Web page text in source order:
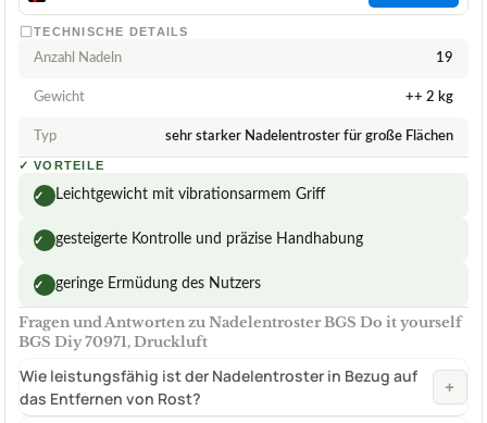
TECHNISCHE DETAILS
Anzahl Nadeln 19
Gewicht ++ 2 kg
Typ sehr starker Nadelentroster für große Flächen
✓ VORTEILE
✓ Leichtgewicht mit vibrationsarmem Griff
✓ gesteigerte Kontrolle und präzise Handhabung
✓ geringe Ermüdung des Nutzers
Fragen und Antworten zu Nadelentroster BGS Do it yourself
BGS Diy 70971, Druckluft
Wie leistungsfähig ist der Nadelentroster in Bezug auf
das Entfernen von Rost?
+